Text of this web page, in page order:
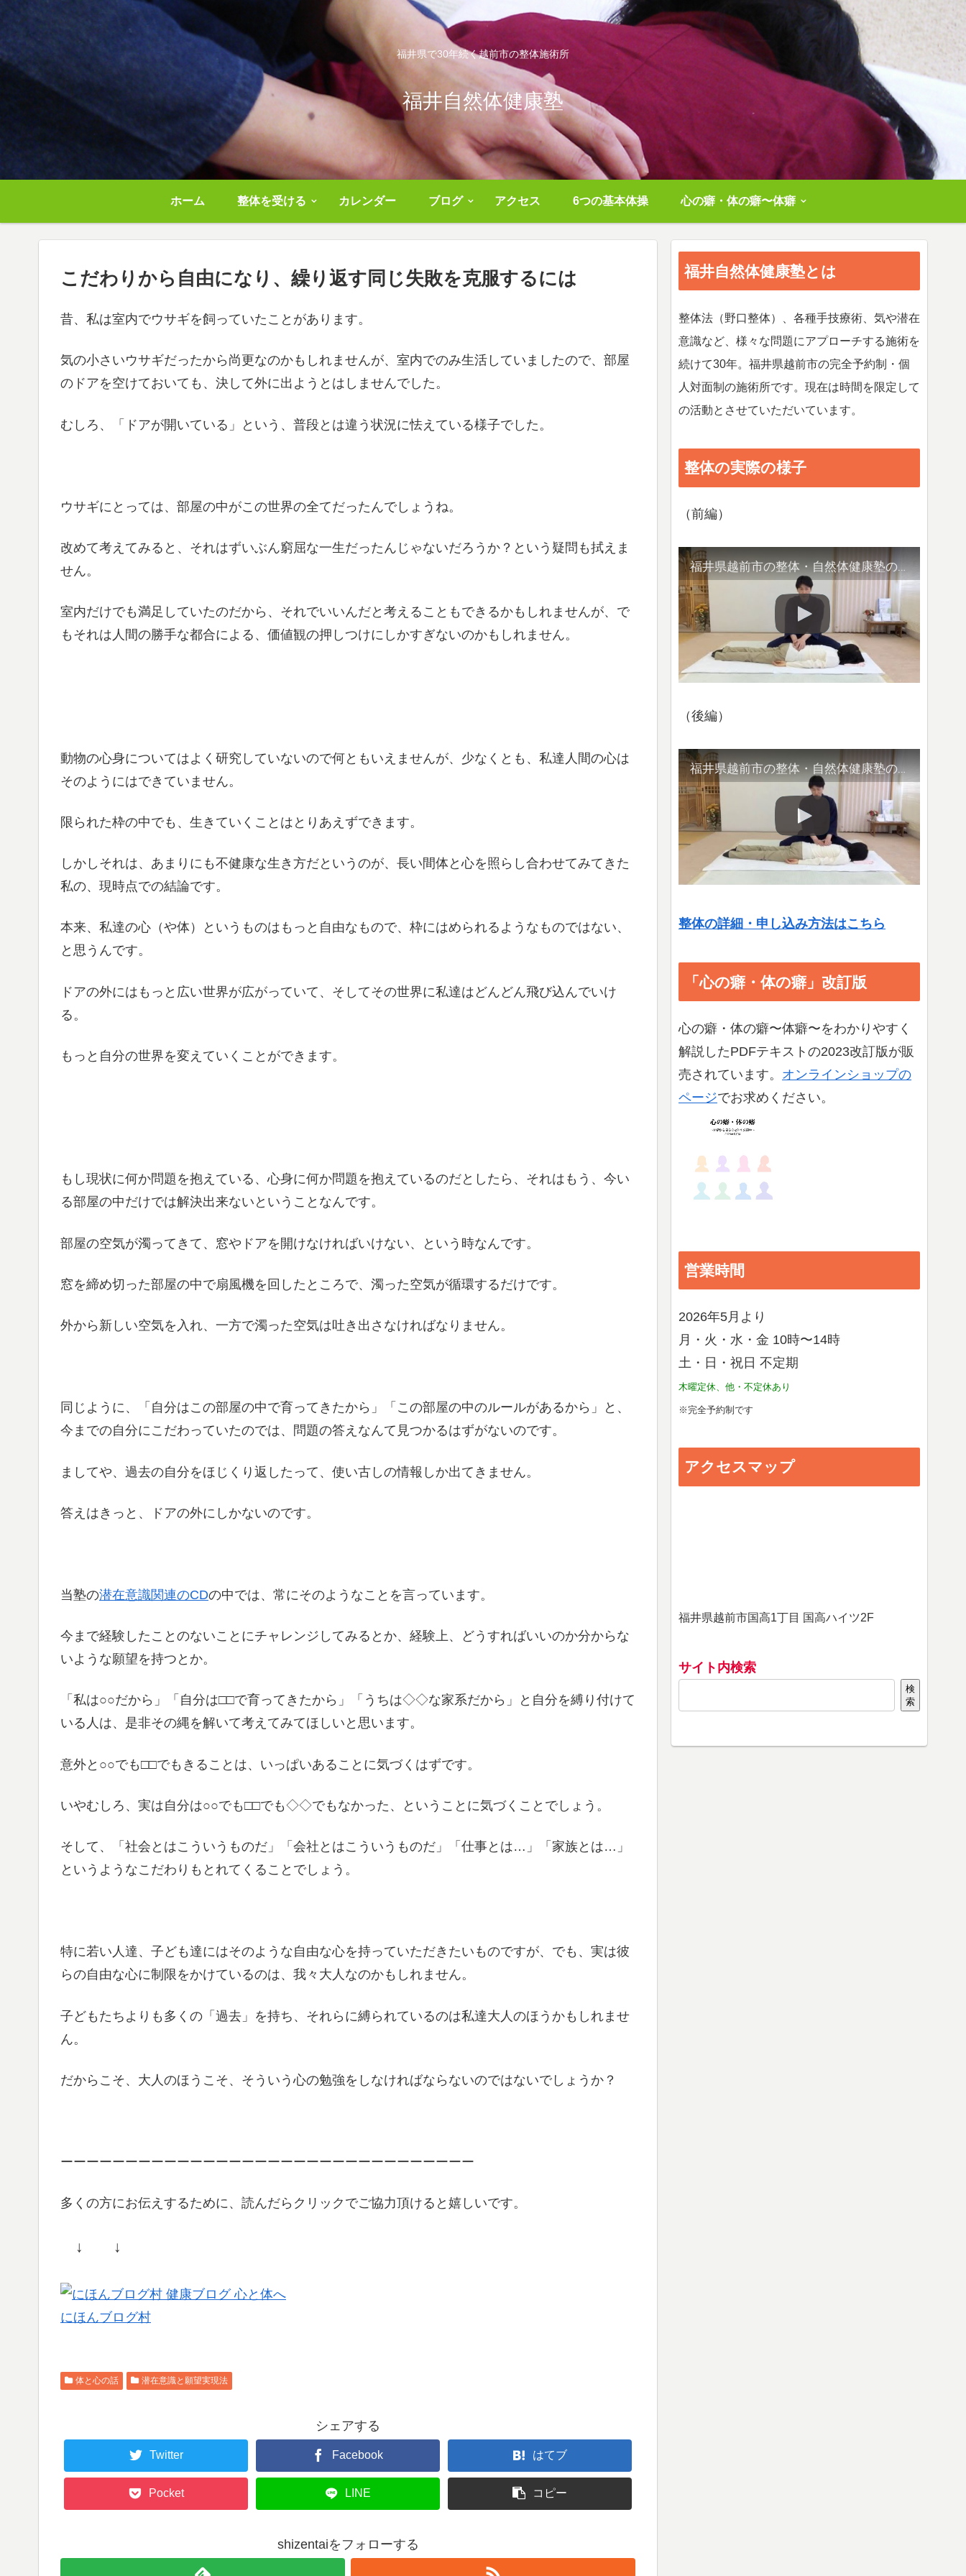
福井県で30年続く越前市の整体施術所
福井自然体健康塾
ホーム 整体を受ける カレンダー ブログ アクセス 6つの基本体操 心の癖・体の癖〜体癖
こだわりから自由になり、繰り返す同じ失敗を克服するには
昔、私は室内でウサギを飼っていたことがあります。
気の小さいウサギだったから尚更なのかもしれませんが、室内でのみ生活していましたので、部屋
のドアを空けておいても、決して外に出ようとはしませんでした。
むしろ、「ドアが開いている」という、普段とは違う状況に怯えている様子でした。
ウサギにとっては、部屋の中がこの世界の全てだったんでしょうね。
改めて考えてみると、それはずいぶん窮屈な一生だったんじゃないだろうか？という疑問も拭えま
せん。
室内だけでも満足していたのだから、それでいいんだと考えることもできるかもしれませんが、で
もそれは人間の勝手な都合による、価値観の押しつけにしかすぎないのかもしれません。
動物の心身についてはよく研究していないので何ともいえませんが、少なくとも、私達人間の心は
そのようにはできていません。
限られた枠の中でも、生きていくことはとりあえずできます。
しかしそれは、あまりにも不健康な生き方だというのが、長い間体と心を照らし合わせてみてきた
私の、現時点での結論です。
本来、私達の心（や体）というものはもっと自由なもので、枠にはめられるようなものではない、
と思うんです。
ドアの外にはもっと広い世界が広がっていて、そしてその世界に私達はどんどん飛び込んでいけ
る。
もっと自分の世界を変えていくことができます。
もし現状に何か問題を抱えている、心身に何か問題を抱えているのだとしたら、それはもう、今い
る部屋の中だけでは解決出来ないということなんです。
部屋の空気が濁ってきて、窓やドアを開けなければいけない、という時なんです。
窓を締め切った部屋の中で扇風機を回したところで、濁った空気が循環するだけです。
外から新しい空気を入れ、一方で濁った空気は吐き出さなければなりません。
同じように、「自分はこの部屋の中で育ってきたから」「この部屋の中のルールがあるから」と、
今までの自分にこだわっていたのでは、問題の答えなんて見つかるはずがないのです。
ましてや、過去の自分をほじくり返したって、使い古しの情報しか出てきません。
答えはきっと、ドアの外にしかないのです。
当塾の潜在意識関連のCDの中では、常にそのようなことを言っています。
今まで経験したことのないことにチャレンジしてみるとか、経験上、どうすればいいのか分からな
いような願望を持つとか。
「私は○○だから」「自分は□□で育ってきたから」「うちは◇◇な家系だから」と自分を縛り付けて
いる人は、是非その縄を解いて考えてみてほしいと思います。
意外と○○でも□□でもきることは、いっぱいあることに気づくはずです。
いやむしろ、実は自分は○○でも□□でも◇◇でもなかった、ということに気づくことでしょう。
そして、「社会とはこういうものだ」「会社とはこういうものだ」「仕事とは…」「家族とは…」
というようなこだわりもとれてくることでしょう。
特に若い人達、子ども達にはそのような自由な心を持っていただきたいものですが、でも、実は彼
らの自由な心に制限をかけているのは、我々大人なのかもしれません。
子どもたちよりも多くの「過去」を持ち、それらに縛られているのは私達大人のほうかもしれませ
ん。
だからこそ、大人のほうこそ、そういう心の勉強をしなければならないのではないでしょうか？
ーーーーーーーーーーーーーーーーーーーーーーーーーーーーーーーー
多くの方にお伝えするために、読んだらクリックでご協力頂けると嬉しいです。
↓ ↓
にほんブログ村
体と心の話 潜在意識と願望実現法
シェアする
Twitter Facebook はてブ
Pocket LINE コピー
shizentaiをフォローする
福井自然体健康塾とは
整体法（野口整体）、各種手技療術、気や潜在
意識など、様々な問題にアプローチする施術を
続けて30年。福井県越前市の完全予約制・個
人対面制の施術所です。現在は時間を限定して
の活動とさせていただいています。
整体の実際の様子
（前編）
福井県越前市の整体・自然体健康塾の整体の様子（1）背骨の観察／骨盤他
（後編）
福井県越前市の整体・自然体健康塾の整体の様子（2）腹部や首など
整体の詳細・申し込み方法はこちら
「心の癖・体の癖」改訂版
心の癖・体の癖〜体癖〜をわかりやすく
解説したPDFテキストの2023改訂版が販
売されています。 オンラインショップの
ページでお求めください。
営業時間
2026年5月より
月・火・水・金 10時〜14時
土・日・祝日 不定期
木曜定休、他・不定休あり
※完全予約制です
アクセスマップ
福井県越前市国高1丁目 国高ハイツ2F
サイト内検索
検
索